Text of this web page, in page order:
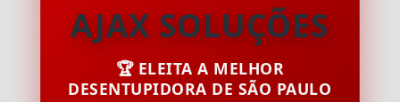
AJAX SOLUÇÕES
🏆 ELEITA A MELHOR
DESENTUPIDORA DE SÃO PAULO